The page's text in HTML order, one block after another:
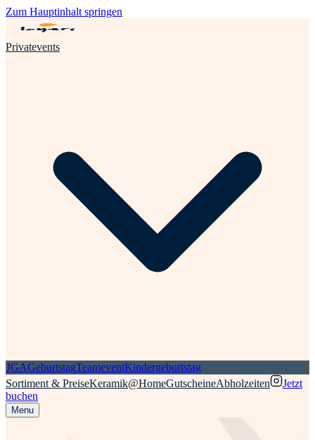
Zum Hauptinhalt springen
Privatevents
JGAGeburtstagTeameventKindergeburtstag
Sortiment & PreiseKeramik@HomeGutscheineAbholzeiten
Jetzt
buchen
Menu